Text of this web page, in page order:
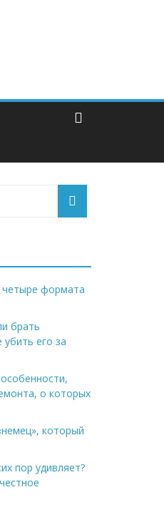
четыре формата
брать
убить его за
о которых
который
пор удивляет?